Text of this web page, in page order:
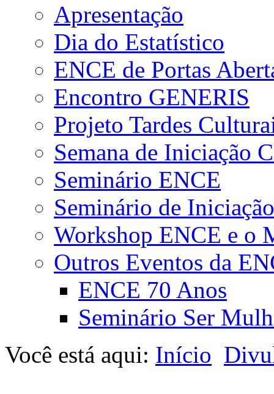
Apresentação
Dia do Estatístico
ENCE de Portas
Encontro GENERIS
Projeto Tardes
Semana de Iniciação
Seminário ENCE
Seminário de
Workshop ENCE e o
Outros Eventos da
ENCE 70 Anos
Seminário Ser
Você está aqui: Início